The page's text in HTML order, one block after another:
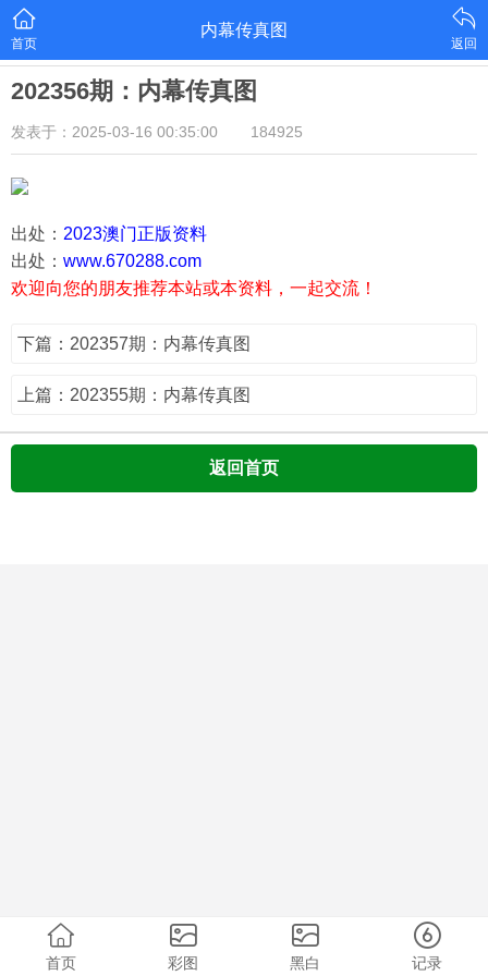
首页
内幕传真图
返回
202356期：内幕传真图
发表于：2025-03-16 00:35:00 184925
出处： 2023澳门正版资料
出处： www.670288.com
欢迎向您的朋友推荐本站或本资料，一起交流！
下篇：202357期：内幕传真图
上篇：202355期：内幕传真图
返回首页
首页 彩图 黑白 记录